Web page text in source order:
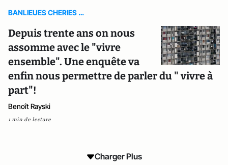
BANLIEUES CHERIES …
Depuis trente ans on nous
assomme avec le "vivre
ensemble". Une enquête va
enfin nous permettre de parler du " vivre à
part"!
Benoît Rayski
1 min de lecture
Charger Plus